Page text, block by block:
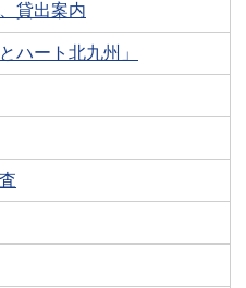
貸出案内
ハート北九州」